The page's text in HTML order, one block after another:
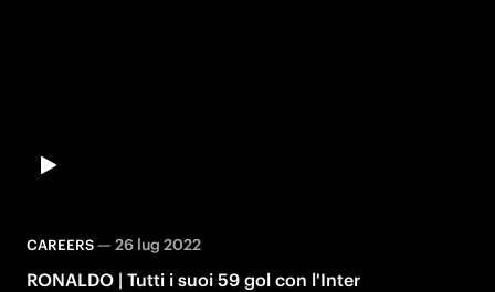
CAREERS— 26 lug 2022
RONALDO | Tutti i suoi 59 gol con l'Inter